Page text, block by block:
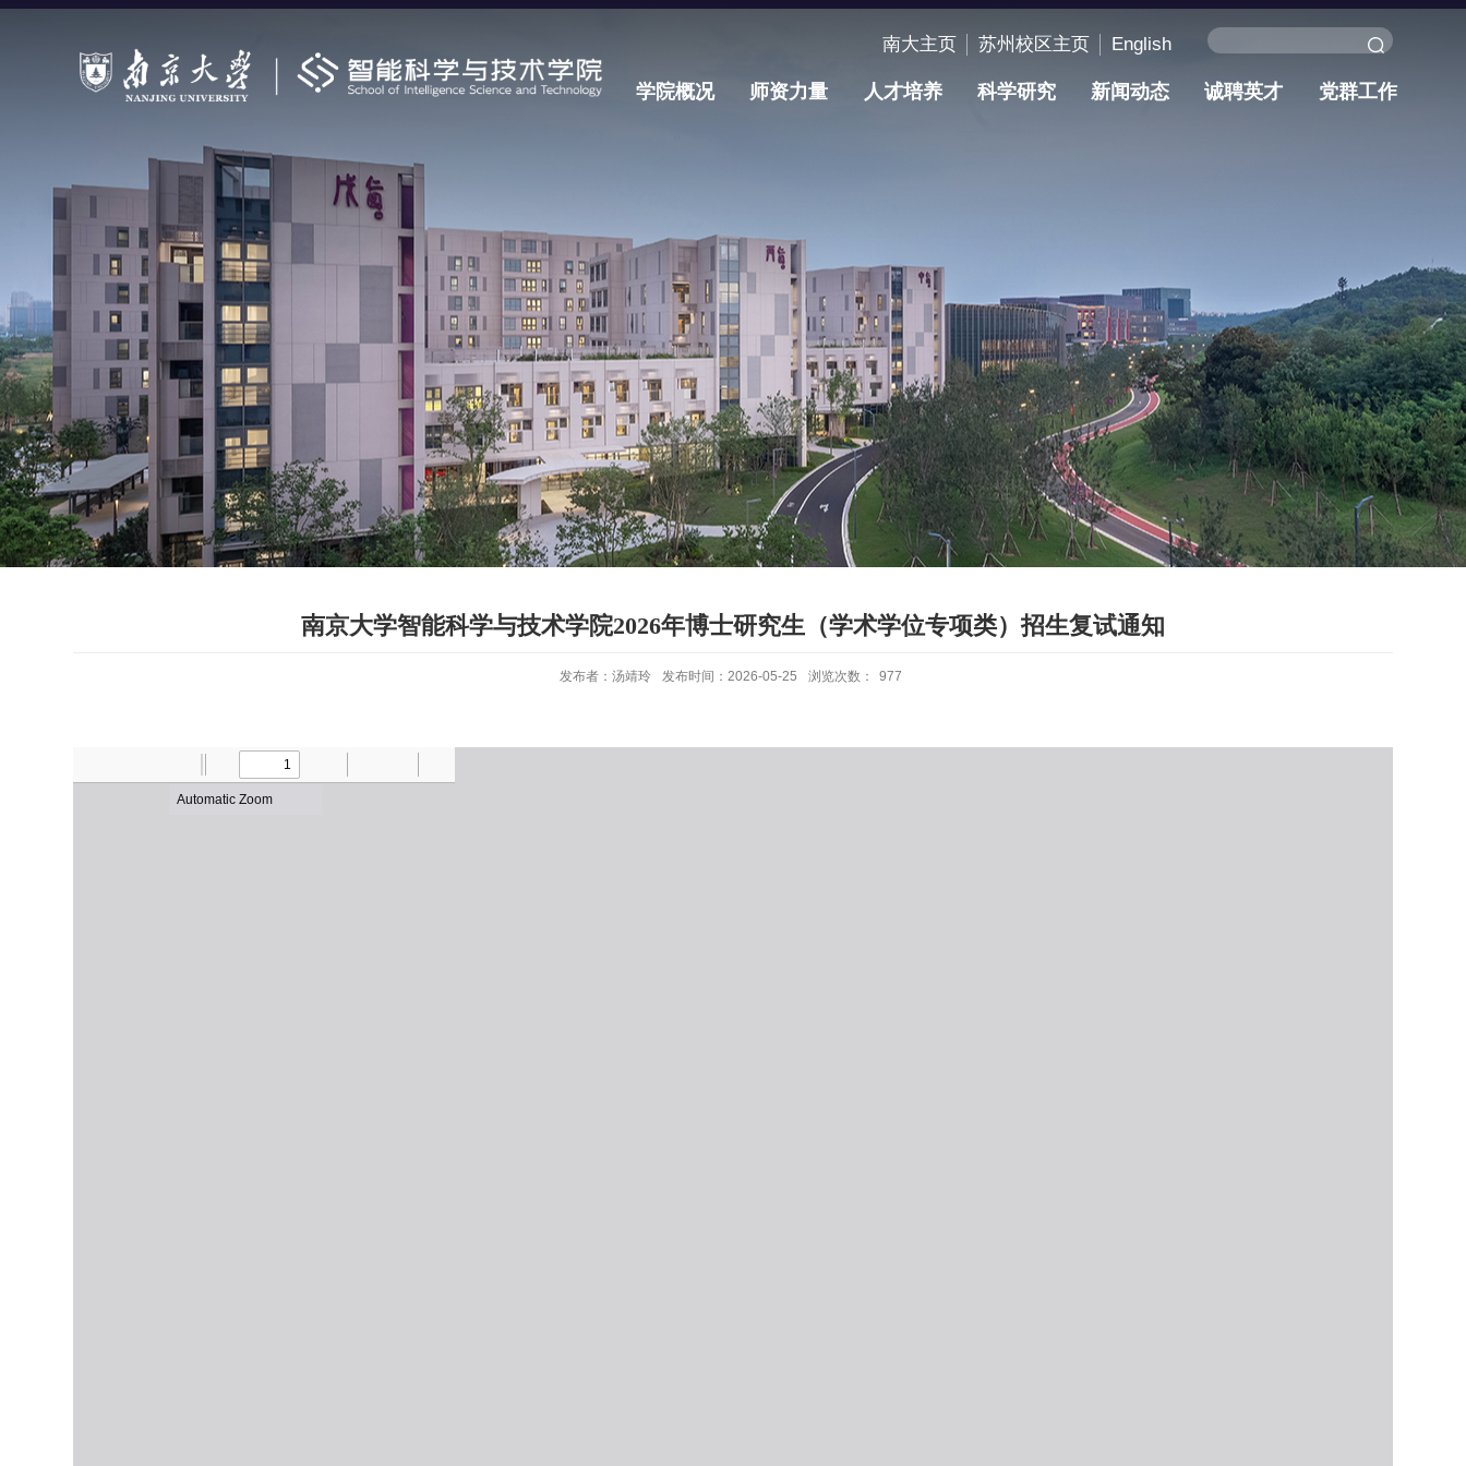
南大主页 苏州校区主页 English
学院概况 师资力量 人才培养 科学研究 新闻动态 诚聘英才 党群工作
南京大学智能科学与技术学院2026年博士研究生（学术学位专项类）招生复试通知
发布者：汤靖玲 发布时间：2026-05-25 浏览次数： 977